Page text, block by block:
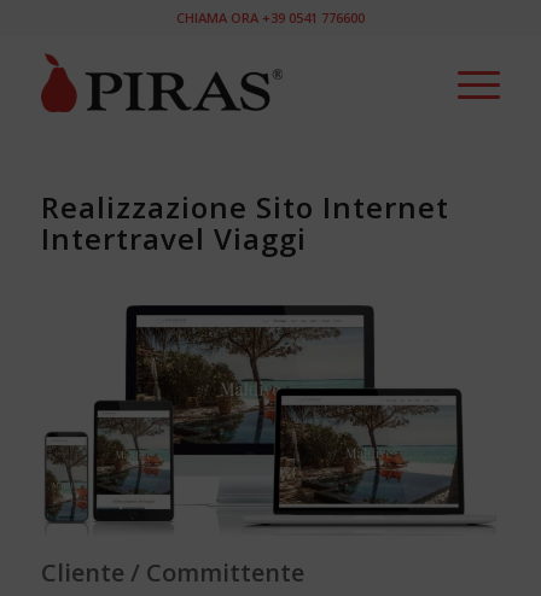
CHIAMA ORA +39 0541 776600
Realizzazione Sito Internet
Intertravel Viaggi
Cliente / Committente